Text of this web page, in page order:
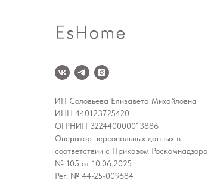
ИП Соловьева Елизавета Михайловна
ИНН 440123725420
ОГРНИП 322440000013886
Оператор персональных данных в
соответствии с Приказом Роскомнадзора
№ 105 от 10.06.2025
Рег. № 44-25-009684